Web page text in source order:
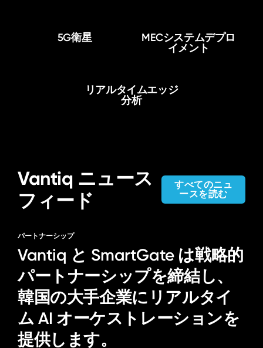
5G衛星
MECシステムデプロ
イメント
リアルタイムエッジ
分析
Vantiq ニュース
フィード
すべてのニュ
ースを読む
パートナーシップ
Vantiq と SmartGate は戦略的
パートナーシップを締結し、
韓国の大手企業にリアルタイ
ム AI オーケストレーションを
提供します。